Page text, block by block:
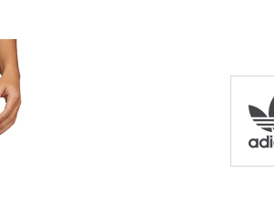
Bem-Vindo à
Para ter uma melhor experiência de